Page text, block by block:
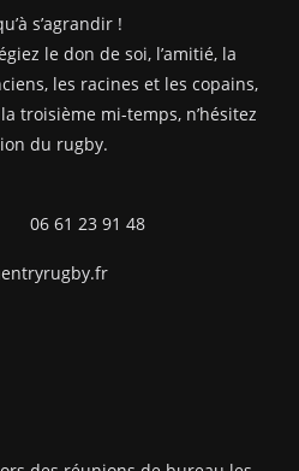
s’agrandir !
le don de soi, l’amitié, la
les racines et les copains,
troisième mi-temps, n’hésitez
du rugby.
61 23 91 48